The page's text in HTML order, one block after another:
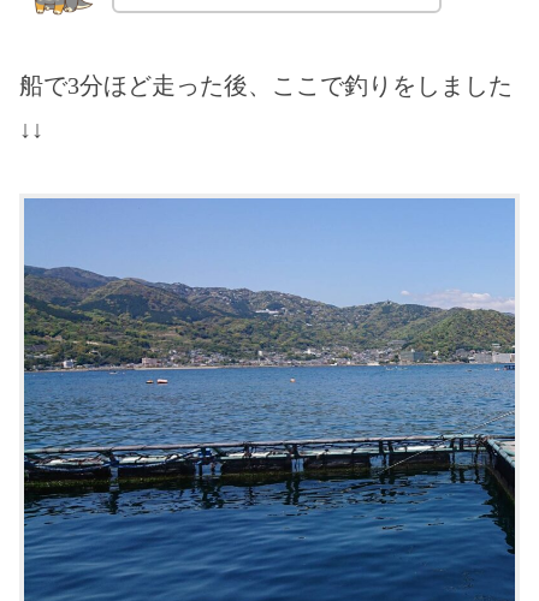
船で3分ほど走った後、ここで釣りをしました
↓↓